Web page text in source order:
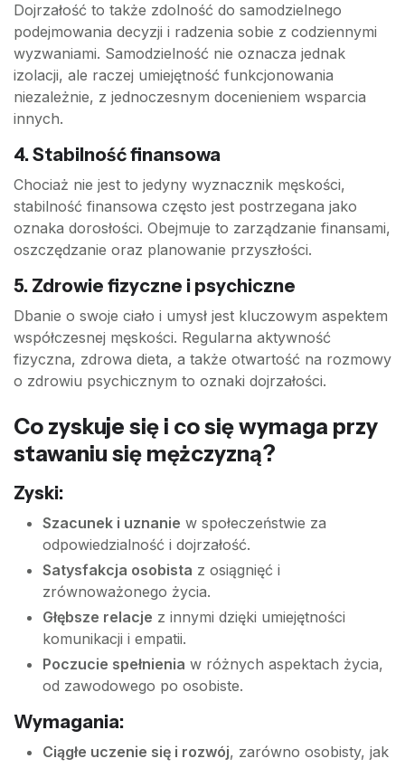
Dojrzałość to także zdolność do samodzielnego
podejmowania decyzji i radzenia sobie z codziennymi
wyzwaniami. Samodzielność nie oznacza jednak
izolacji, ale raczej umiejętność funkcjonowania
niezależnie, z jednoczesnym docenieniem wsparcia
innych.
4.Stabilność finansowa
Chociaż nie jest to jedyny wyznacznik męskości,
stabilność finansowa często jest postrzegana jako
oznaka dorosłości. Obejmuje to zarządzanie finansami,
oszczędzanie oraz planowanie przyszłości.
5. Zdrowie fizyczne i psychiczne
Dbanie o swoje ciało i umysł jest kluczowym aspektem
współczesnej męskości. Regularna aktywność
fizyczna, zdrowa dieta, a także otwartość na rozmowy
o zdrowiu psychicznym to oznaki dojrzałości.
Co zyskuje się i co się wymaga przy
stawaniu się mężczyzną?
Zyski:
Szacunek i uznanie w społeczeństwie za
odpowiedzialność i dojrzałość.
Satysfakcja osobista z osiągnięć i
zrównoważonego życia.
Głębsze relacje z innymi dzięki umiejętności
komunikacji i empatii.
Poczucie spełnienia w różnych aspektach życia,
od zawodowego po osobiste.
Wymagania:
Ciągłe uczenie się i rozwój, zarówno osobisty, jak